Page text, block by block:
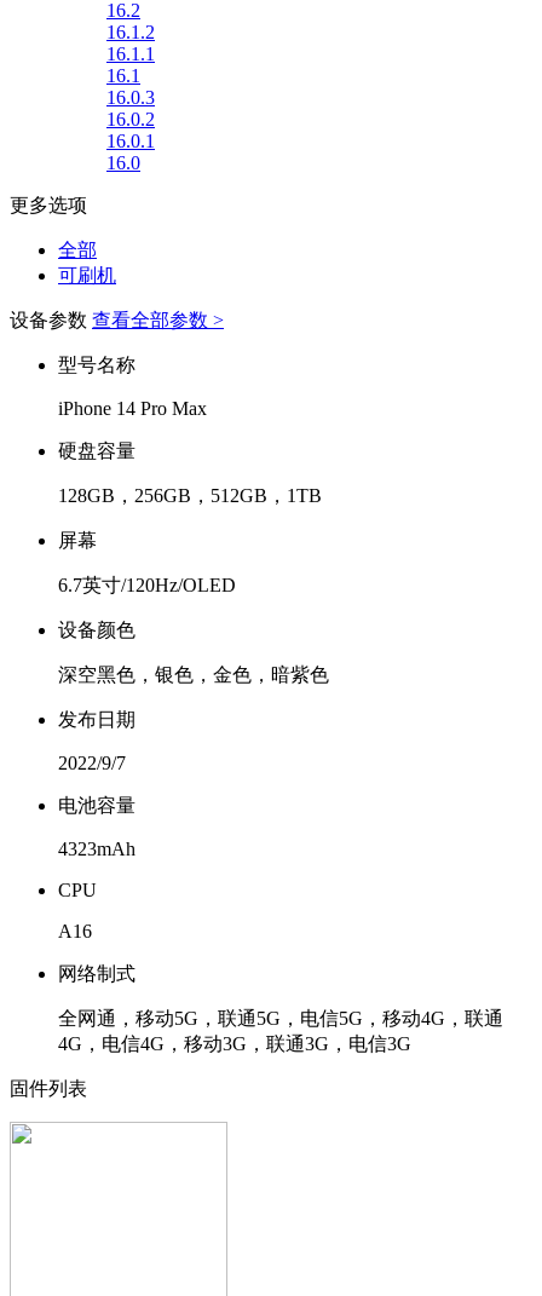
16.2
16.1.2
16.1.1
16.1
16.0.3
16.0.2
16.0.1
16.0
更多选项
全部
可刷机
设备参数 查看全部参数 >
型号名称
iPhone 14 Pro Max
硬盘容量
128GB，256GB，512GB，1TB
屏幕
6.7英寸/120Hz/OLED
设备颜色
深空黑色，银色，金色，暗紫色
发布日期
2022/9/7
电池容量
4323mAh
CPU
A16
网络制式
全网通，移动5G，联通5G，电信5G，移动4G，联通
4G，电信4G，移动3G，联通3G，电信3G
固件列表